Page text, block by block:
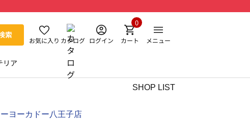
索
お気に入り カタログ ログイン カート
0
メニュー
リア
SHOP LIST
ヨーカドー八王子店